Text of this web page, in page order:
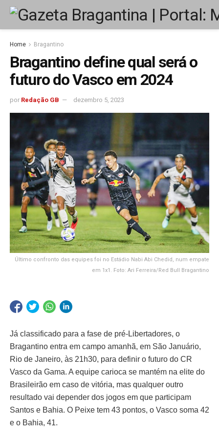
Home Bragantino
Bragantino define qual será o
futuro do Vasco em 2024
por Redação GB dezembro 5, 2023
Último confronto das equipes foi no Estádio Nabi Abi Chedid, num empate
em 1x1. Foto: Ari Ferreira/Red Bull Bragantino
Já classificado para a fase de pré-Libertadores, o
Bragantino entra em campo amanhã, em São Januário,
Rio de Janeiro, às 21h30, para definir o futuro do CR
Vasco da Gama. A equipe carioca se mantém na elite do
Brasileirão em caso de vitória, mas qualquer outro
resultado vai depender dos jogos em que participam
Santos e Bahia. O Peixe tem 43 pontos, o Vasco soma 42
e o Bahia, 41.